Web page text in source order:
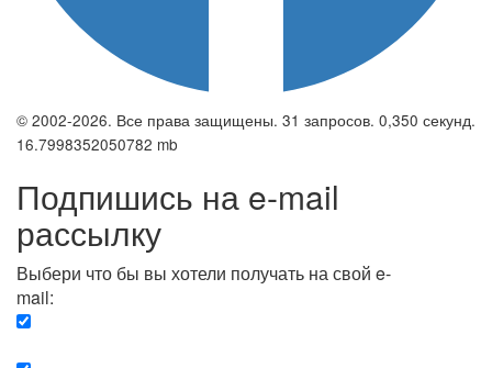
© 2002-2026. Все права защищены. 31 запросов. 0,350 секунд.
16.7998352050782 mb
Подпишись на e-mail
рассылку
Выбери что бы вы хотели получать на свой e-
mail: